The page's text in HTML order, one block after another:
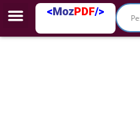
<MozPDF/>